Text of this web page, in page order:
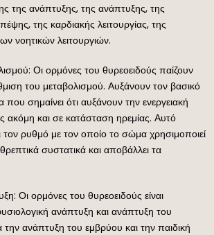
της ανάπτυξης, της ανάπτυξης, της
της καρδιακής λειτουργίας, της
νοητικών λειτουργιών.
Οι ορμόνες του θυρεοειδούς παίζουν
του μεταβολισμού. Αυξάνουν τον βασικό
σημαίνει ότι αυξάνουν την ενεργειακή
και σε κατάσταση ηρεμίας. Αυτό
τον ρυθμό με τον οποίο το σώμα χρησιμοποιεί
συστατικά και αποβάλλει τα
Οι ορμόνες του θυρεοειδούς είναι
ανάπτυξη και ανάπτυξη του
την ανάπτυξη του εμβρύου και την παιδική